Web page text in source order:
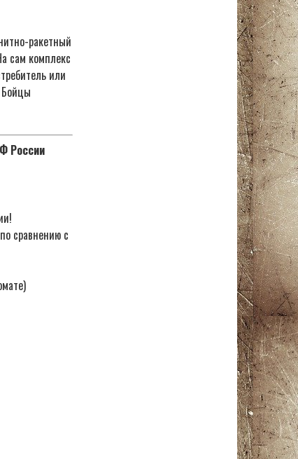
ракетный
сам комплекс
или
Бойцы
России
сравнению с